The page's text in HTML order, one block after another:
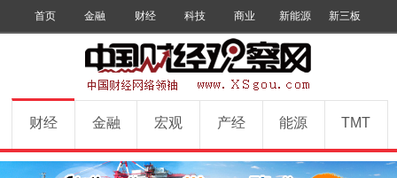
首页 金融 财经 科技 商业 新能源 新三板
财经 金融 宏观 产经 能源 TMT